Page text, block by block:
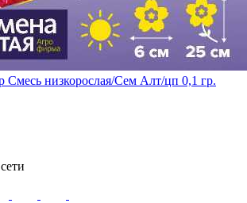
Смесь низкорослая/Сем Алт/цп 0,1 гр.